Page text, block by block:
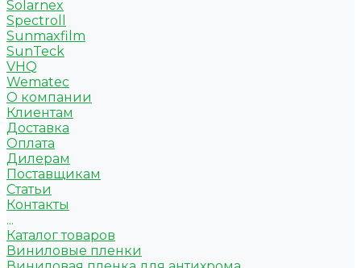
Solarnex
Spectroll
Sunmaxfilm
SunTeck
VHQ
Wematec
О компании
Клиентам
Доставка
Оплата
Дилерам
Поставщикам
Статьи
Контакты
...
Каталог товаров
Виниловые пленки